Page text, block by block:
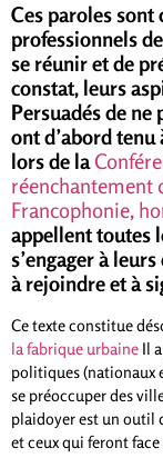
Ces paroles sont
professionnels
se réunir et de
constat, leurs
Persuadés de ne
ont d’abord tenu
lors de la
réenchantement
Francophonie,
appellent toutes
s’engager à
à rejoindre et à
Ce texte constitue
la fabrique urbaine Il
politiques (nationaux
se préoccuper des
plaidoyer est un outil
et ceux qui feront